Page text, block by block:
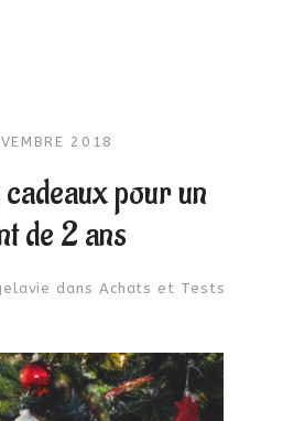
2018
pour un
de 2 ans
dans Achats et Tests